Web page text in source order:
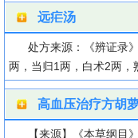
远疟汤
处方来源：《辨证录
两，当归1两，白术2两，
高血压治疗方胡
【来源】《本草纲目